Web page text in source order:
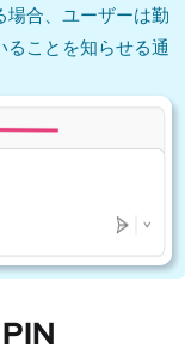
場合、ユーザーは勤
ことを知らせる通